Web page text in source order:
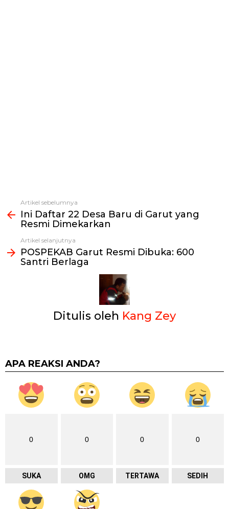
Lihat
selengkapnya
Artikel sebelumnya
Ini Daftar 22 Desa Baru di Garut yang
Resmi Dimekarkan
Artikel selanjutnya
POSPEKAB Garut Resmi Dibuka: 600
Santri Berlaga
Ditulis oleh Kang Zey
APA REAKSI ANDA?
0
SUKA
0
OMG
0
TERTAWA
0
SEDIH